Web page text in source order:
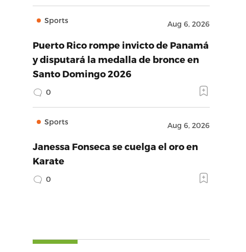
Sports Aug 6, 2026
Puerto Rico rompe invicto de Panamá
y disputará la medalla de bronce en
Santo Domingo 2026
0
Sports Aug 6, 2026
Janessa Fonseca se cuelga el oro en
Karate
0